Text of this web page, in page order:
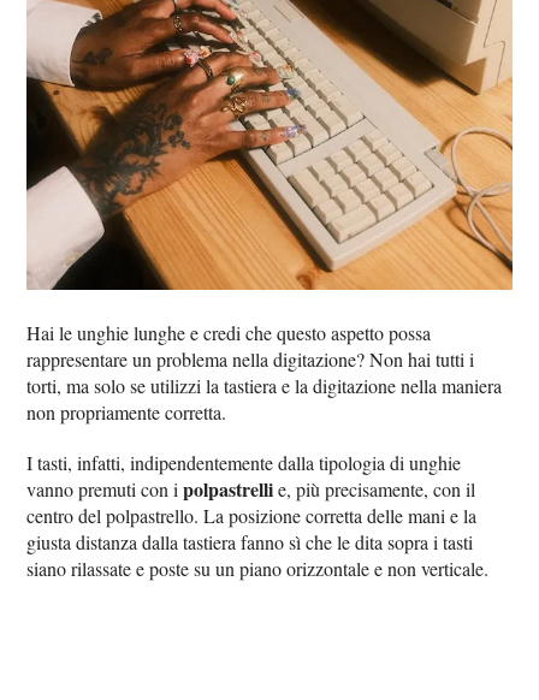
Hai le unghie lunghe e credi che questo aspetto possa
rappresentare un problema nella digitazione? Non hai tutti i
torti, ma solo se utilizzi la tastiera e la digitazione nella maniera
non propriamente corretta.
I tasti, infatti, indipendentemente dalla tipologia di unghie
vanno premuti con ipolpastrellie, più precisamente, con il
centro del polpastrello. La posizione corretta delle mani e la
giusta distanza dalla tastiera fanno sì che le dita sopra i tasti
siano rilassate e poste su un piano orizzontale e non verticale.